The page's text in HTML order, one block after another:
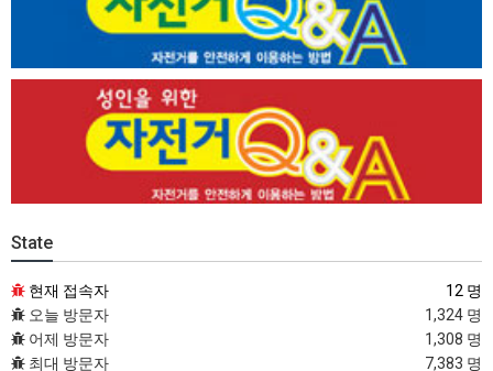
State
현재 접속자
12 명
오늘 방문자
1,324 명
어제 방문자
1,308 명
최대 방문자
7,383 명